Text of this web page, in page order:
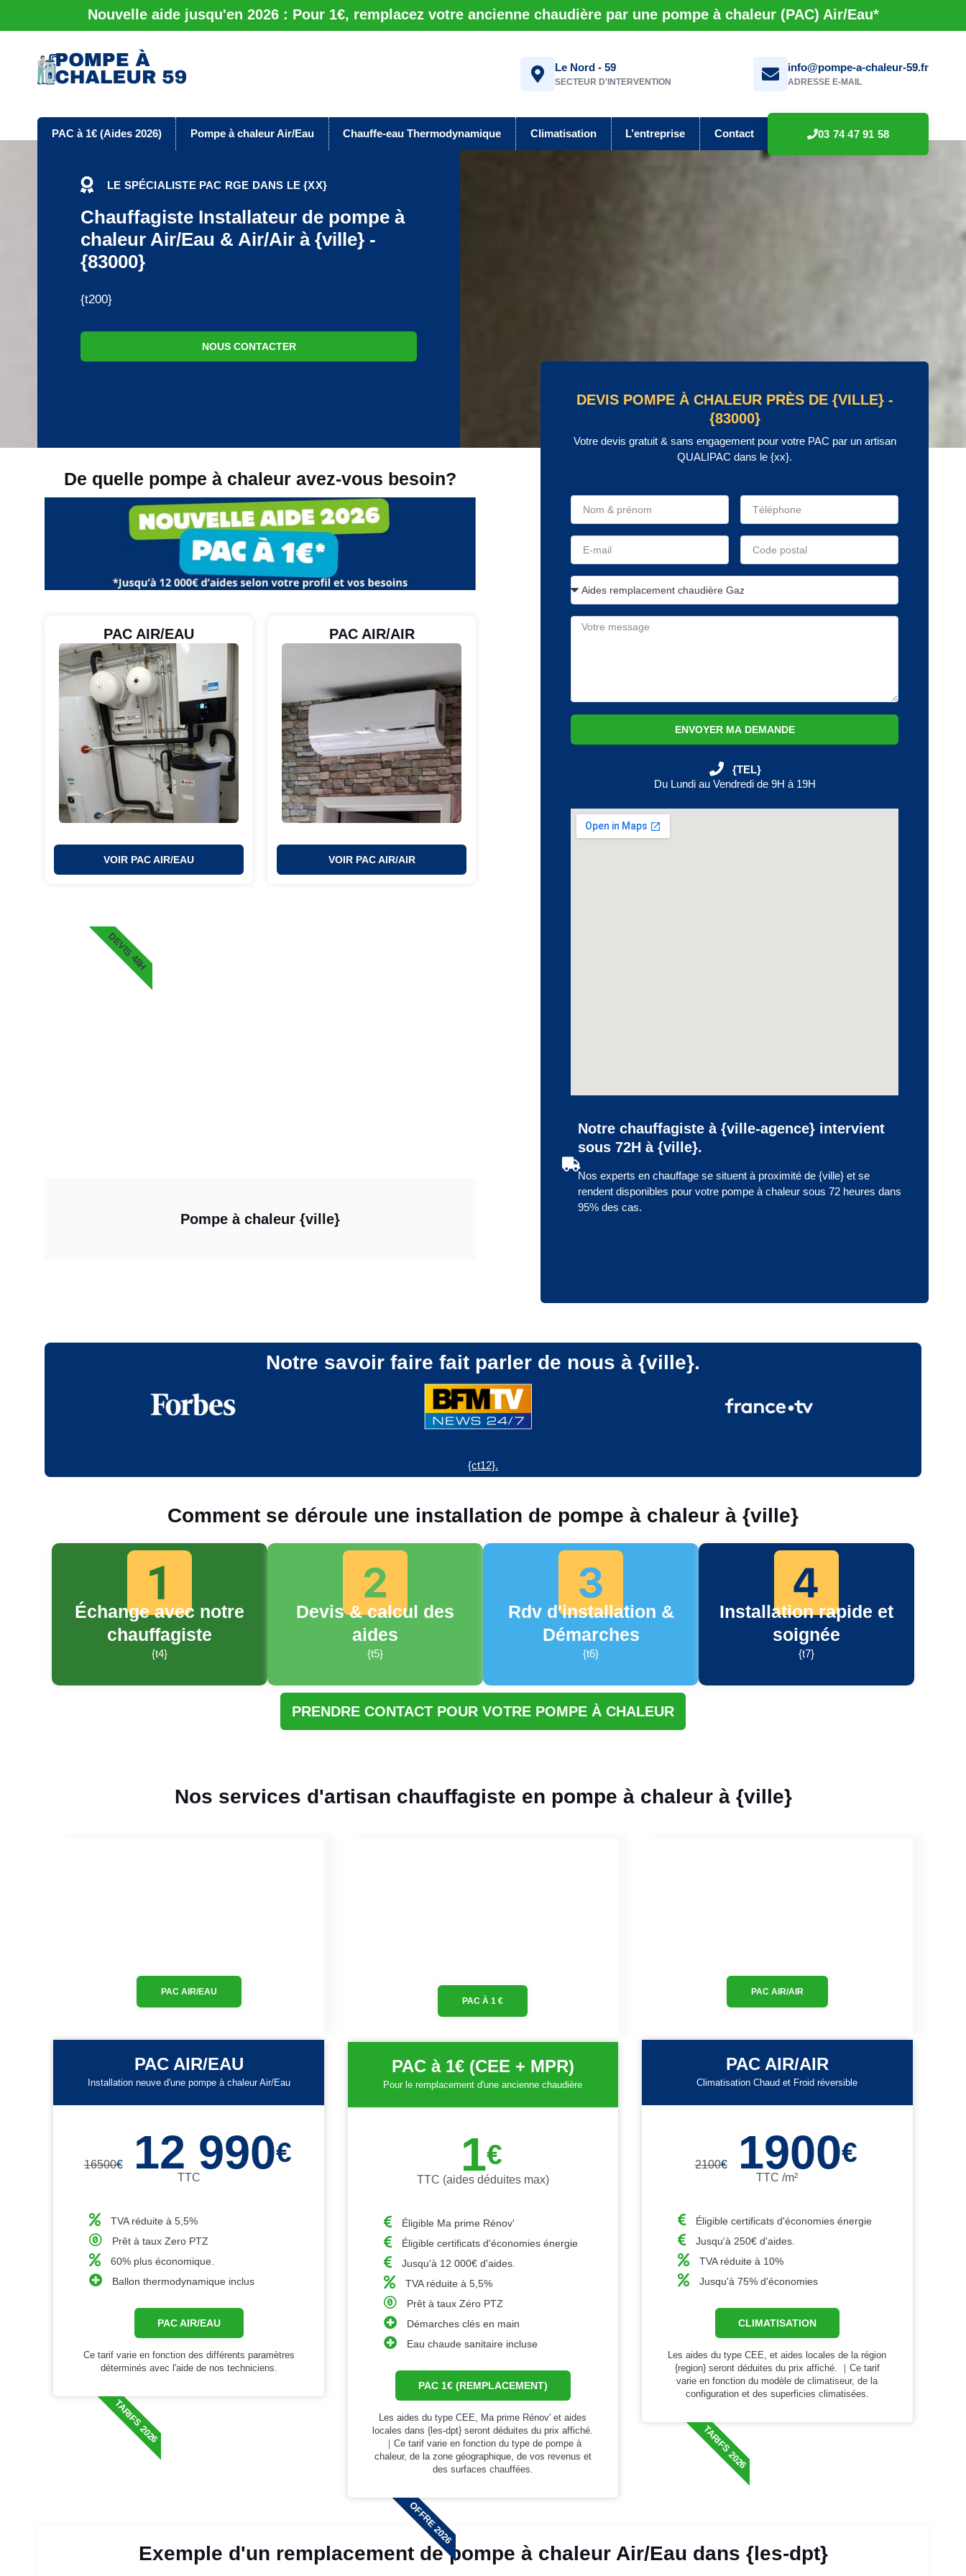
Nouvelle aide jusqu'en 2026 : Pour 1€, remplacez votre ancienne chaudière par une pompe à chaleur (PAC) Air/Eau*
Le Nord - 59
SECTEUR D'INTERVENTION
info@pompe-a-chaleur-59.fr
ADRESSE E-MAIL
PAC à 1€ (Aides 2026) Pompe à chaleur Air/Eau Chauffe-eau Thermodynamique Climatisation L’entreprise Contact 03 74 47 91 58
LE SPÉCIALISTE PAC RGE DANS LE {XX}
Chauffagiste Installateur de pompe à
chaleur Air/Eau & Air/Air à {ville} -
{83000}
{t200}
NOUS CONTACTER
De quelle pompe à chaleur avez-vous besoin?
PAC AIR/EAU
VOIR PAC AIR/EAU
PAC AIR/AIR
VOIR PAC AIR/AIR
Pompe à chaleur {ville}
DEVIS 48H
DEVIS POMPE À CHALEUR PRÈS DE {VILLE} -
{83000}
Votre devis gratuit & sans engagement pour votre PAC par un artisan
QUALIPAC dans le {xx}.
ENVOYER MA DEMANDE
{TEL}
Du Lundi au Vendredi de 9H à 19H
Notre chauffagiste à {ville-agence} intervient
sous 72H à {ville}.
Nos experts en chauffage se situent à proximité de {ville} et se
rendent disponibles pour votre pompe à chaleur sous 72 heures dans
95% des cas.
Notre savoir faire fait parler de nous à {ville}.
{ct12}.
Comment se déroule une installation de pompe à chaleur à {ville}
Échange avec notre
chauffagiste
{t4}
Devis & calcul des
aides
{t5}
Rdv d'installation &
Démarches
{t6}
Installation rapide et
soignée
{t7}
PRENDRE CONTACT POUR VOTRE POMPE À CHALEUR
Nos services d'artisan chauffagiste en pompe à chaleur à {ville}
PAC AIR/EAU
PAC AIR/EAU
Installation neuve d'une pompe à chaleur Air/Eau
16500€ 12 990€
TTC
TVA réduite à 5,5%
Prêt à taux Zero PTZ
60% plus économique.
Ballon thermodynamique inclus
PAC AIR/EAU
Ce tarif varie en fonction des différents paramètres
déterminés avec l'aide de nos techniciens.
TARIFS 2026
PAC À 1 €
PAC à 1€ (CEE + MPR)
Pour le remplacement d'une ancienne chaudière
1€
TTC (aides déduites max)
Éligible Ma prime Rénov'
Éligible certificats d'économies énergie
Jusqu'à 12 000€ d'aides.
TVA réduite à 5,5%
Prêt à taux Zéro PTZ
Démarches clés en main
Eau chaude sanitaire incluse
PAC 1€ (REMPLACEMENT)
Les aides du type CEE, Ma prime Rénov' et aides
locales dans {les-dpt} seront déduites du prix affiché.
｜Ce tarif varie en fonction du type de pompe à
chaleur, de la zone géographique, de vos revenus et
des surfaces chauffées.
OFFRE 2026
PAC AIR/AIR
PAC AIR/AIR
Climatisation Chaud et Froid réversible
2100€ 1900€
TTC /m²
Éligible certificats d'économies énergie
Jusqu'à 250€ d'aides.
TVA réduite à 10%
Jusqu'à 75% d'économies
CLIMATISATION
Les aides du type CEE, et aides locales de la région
{region} seront déduites du prix affiché. ｜Ce tarif
varie en fonction du modèle de climatiseur, de la
configuration et des superficies climatisées.
TARIFS 2026
Exemple d'un remplacement de pompe à chaleur Air/Eau dans {les-dpt}